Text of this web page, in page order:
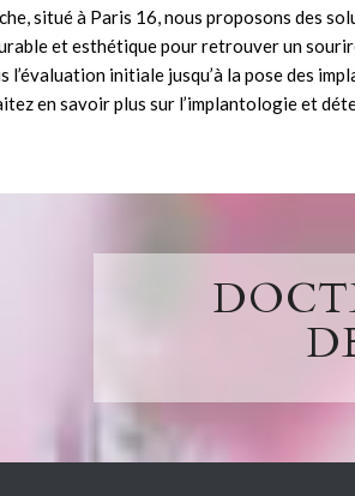
situé à Paris 16, nous proposons des
et esthétique pour retrouver un
l’évaluation initiale jusqu’à la pose des
en savoir plus sur l’implantologieet